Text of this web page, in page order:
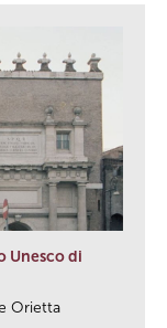
Unesco di
Orietta